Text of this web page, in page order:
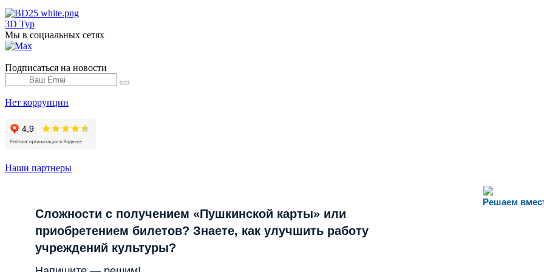
3D Тур
Мы в социальных сетях
Подписаться на новости
Нет коррупции
Наши партнеры
Решаем
Сложности с получением «Пушкинской карты» или
приобретением билетов? Знаете, как улучшить работу
учреждений культуры?